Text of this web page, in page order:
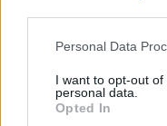
Please note that this
not limited to your visit
grant or deny consent
use your data for
Personal Data
I want to opt-out
personal data.
Opted In
Consigli per la
Per ottenere un
prestare attenzione
Utilizza sempre